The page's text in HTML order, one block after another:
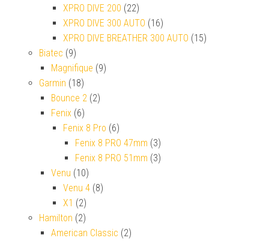
XPRO DIVE 200 (22)
XPRO DIVE 300 AUTO (16)
XPRO DIVE BREATHER 300 AUTO (15)
Biatec (9)
Magnifique (9)
Garmin (18)
Bounce 2 (2)
Fenix (6)
Fenix 8 Pro (6)
Fenix 8 PRO 47mm (3)
Fenix 8 PRO 51mm (3)
Venu (10)
Venu 4 (8)
X1 (2)
Hamilton (2)
American Classic (2)